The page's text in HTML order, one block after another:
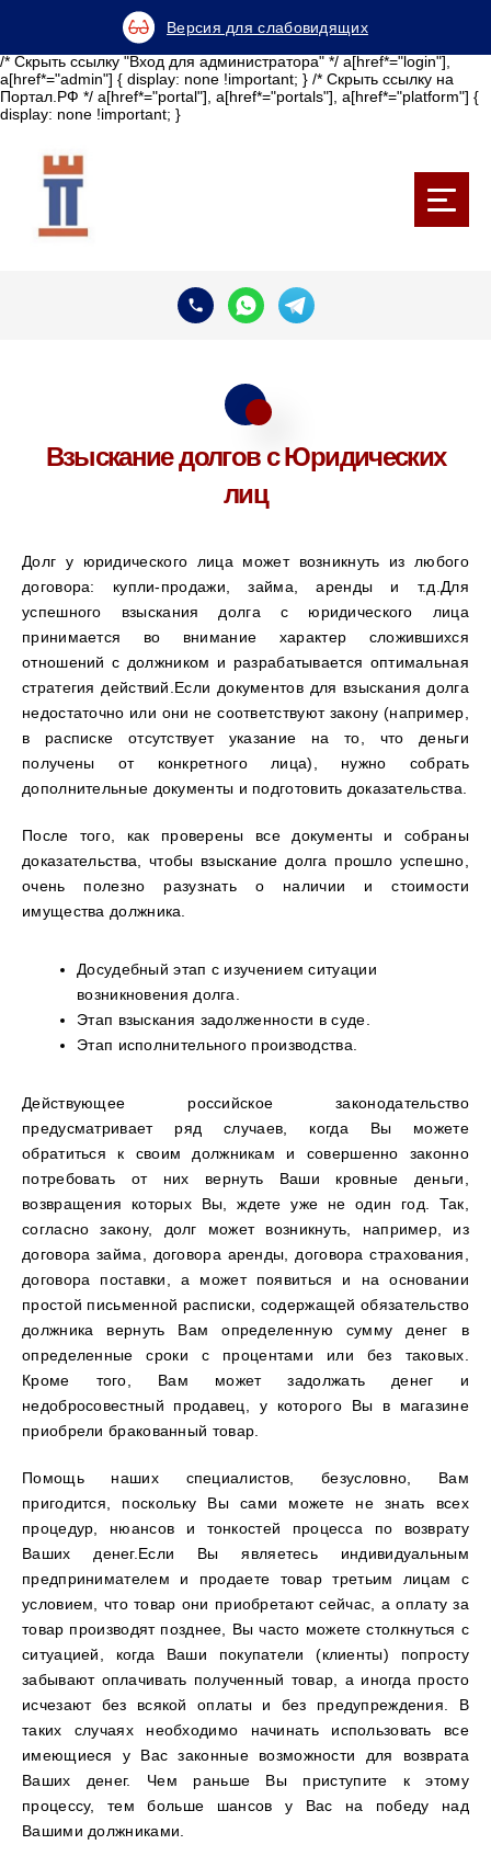
/* Скрыть ссылку "Вход для администратора" */ a[href*="login"],
a[href*="admin"] { display: none !important; } /* Скрыть ссылку на
Портал.РФ */ a[href*="portal"], a[href*="portals"], a[href*="platform"] {
display: none !important; }
Версия для слабовидящих
Взыскание долгов с Юридических
лиц
Долг у юридического лица может возникнуть из любого
договора: купли-продажи, займа, аренды и т.д.Для
успешного взыскания долга с юридического лица
принимается во внимание характер сложившихся
отношений с должником и разрабатывается оптимальная
стратегия действий.Если документов для взыскания долга
недостаточно или они не соответствуют закону (например,
в расписке отсутствует указание на то, что деньги
получены от конкретного лица), нужно собрать
дополнительные документы и подготовить доказательства.
После того, как проверены все документы и собраны
доказательства, чтобы взыскание долга прошло успешно,
очень полезно разузнать о наличии и стоимости
имущества должника.
Досудебный этап с изучением ситуации
возникновения долга.
Этап взыскания задолженности в суде.
Этап исполнительного производства.
Действующее российское законодательство
предусматривает ряд случаев, когда Вы можете
обратиться к своим должникам и совершенно законно
потребовать от них вернуть Ваши кровные деньги,
возвращения которых Вы, ждете уже не один год. Так,
согласно закону, долг может возникнуть, например, из
договора займа, договора аренды, договора страхования,
договора поставки, а может появиться и на основании
простой письменной расписки, содержащей обязательство
должника вернуть Вам определенную сумму денег в
определенные сроки с процентами или без таковых.
Кроме того, Вам может задолжать денег и
недобросовестный продавец, у которого Вы в магазине
приобрели бракованный товар.
Помощь наших специалистов, безусловно, Вам
пригодится, поскольку Вы сами можете не знать всех
процедур, нюансов и тонкостей процесса по возврату
Ваших денег.Если Вы являетесь индивидуальным
предпринимателем и продаете товар третьим лицам с
условием, что товар они приобретают сейчас, а оплату за
товар производят позднее, Вы часто можете столкнуться с
ситуацией, когда Ваши покупатели (клиенты) попросту
забывают оплачивать полученный товар, а иногда просто
исчезают без всякой оплаты и без предупреждения. В
таких случаях необходимо начинать использовать все
имеющиеся у Вас законные возможности для возврата
Ваших денег. Чем раньше Вы приступите к этому
процессу, тем больше шансов у Вас на победу над
Вашими должниками.